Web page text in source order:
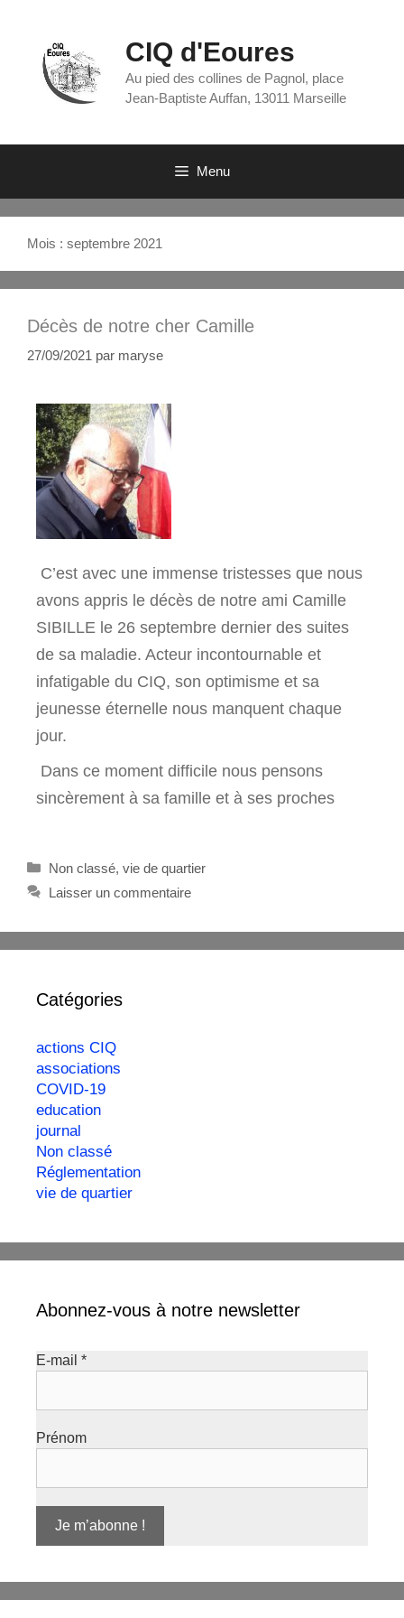
CIQ d'Eoures
Au pied des collines de Pagnol, place
Jean-Baptiste Auffan, 13011 Marseille
Menu
Mois : septembre 2021
Décès de notre cher Camille
27/09/2021 par maryse
C’est avec une immense tristesses que nous
avons appris le décès de notre ami Camille
SIBILLE le 26 septembre dernier des suites
de sa maladie. Acteur incontournable et
infatigable du CIQ, son optimisme et sa
jeunesse éternelle nous manquent chaque
jour.
Dans ce moment difficile nous pensons
sincèrement à sa famille et à ses proches
Non classé, vie de quartier
Laisser un commentaire
Catégories
actions CIQ
associations
COVID-19
education
journal
Non classé
Réglementation
vie de quartier
Abonnez-vous à notre newsletter
E-mail *
Prénom